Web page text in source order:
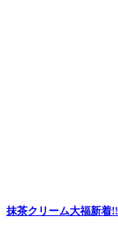
抹茶クリーム大福新着!!